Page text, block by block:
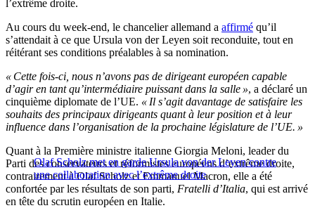
l’extrême droite.
Au cours du week-end, le chancelier allemand a affirmé qu’il
s’attendait à ce que Ursula von der Leyen soit reconduite, tout en
réitérant ses conditions préalables à sa nomination.
« Cette fois-ci, nous n’avons pas de dirigeant européen capable
d’agir en tant qu’intermédiaire puissant dans la salle », a déclaré un
cinquième diplomate de l’UE. « Il s’agit davantage de satisfaire les
souhaits des principaux dirigeants quant à leur position et à leur
influence dans l’organisation de la prochaine législature de l’UE. »
Olaf Scholz met en garde Ursula von der Leyen contre
une collaboration avec l’extrême droite
Quant à la Première ministre italienne Giorgia Meloni, leader du
Parti des conservateurs et réformistes européens d’extrême droite,
contrairement à Olaf Scholz et Emmanuel Macron, elle a été
confortée par les résultats de son parti, Fratelli d’Italia, qui est arrivé
en tête du scrutin européen en Italie.